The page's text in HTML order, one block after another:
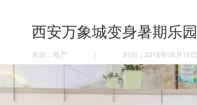
西安万象城变身暑期乐园
来源：地产 | 时间：2018年08月16日